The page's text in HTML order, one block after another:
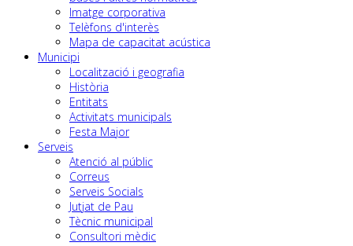
Imatge corporativa
Telèfons d'interès
Mapa de capacitat acústica
Municipi
Localització i geografia
Història
Entitats
Activitats municipals
Festa Major
Serveis
Atenció al públic
Correus
Serveis Socials
Jutjat de Pau
Tècnic municipal
Consultori mèdic